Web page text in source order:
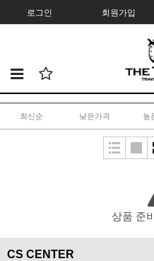
로그인 회원가입
최신순 낮은가격 높
상품 준
CS CENTER